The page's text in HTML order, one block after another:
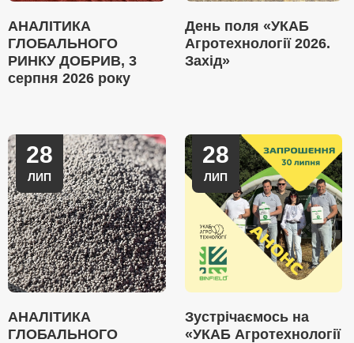
АНАЛІТИКА
ГЛОБАЛЬНОГО
РИНКУ ДОБРИВ, 3
серпня 2026 року
День поля «УКАБ
Агротехнології 2026.
Захід»
28
ЛИП
АНАЛІТИКА
ГЛОБАЛЬНОГО
28
ЛИП
Зустрічаємось на
«УКАБ Агротехнології